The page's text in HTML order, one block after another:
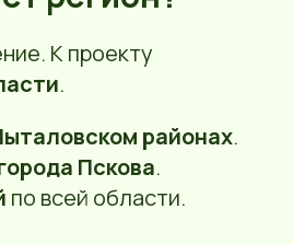
К проекту
.
районах.
Пскова.
по всей области.